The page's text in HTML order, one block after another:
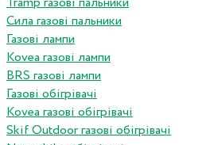
Сила газові пальники
Газові лампи
Kovea газові лампи
BRS газові лампи
Газові обігрівачі
Kovea газові обігрівачі
Skif Outdoor газові обігрівачі